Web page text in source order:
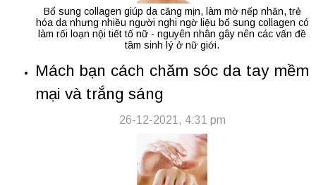
Bổ sung collagen giúp da căng mịn, làm mờ nếp nhăn, trẻ
hóa da nhưng nhiều người nghi ngờ liệu bổ sung collagen có
làm rối loạn nội tiết tố nữ - nguyên nhân gây nên các vấn đề
tâm sinh lý ở nữ giới.
Mách bạn cách chăm sóc da tay mềm
mại và trắng sáng
26-12-2021, 4:31 pm